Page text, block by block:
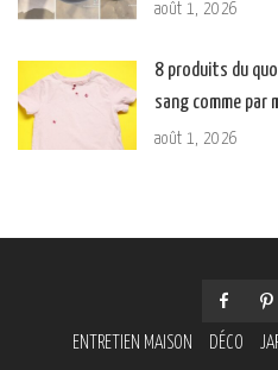
août 1, 2026
8 produits du
sang comme par
août 1, 2026
ENTRETIEN MAISON DÉCO